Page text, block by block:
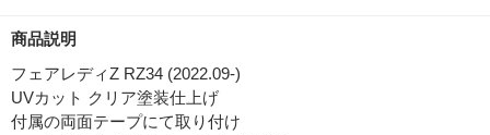
商品説明
フェアレディZ RZ34 (2022.09-)
UVカット クリア塗装仕上げ
付属の両面テープにて取り付け